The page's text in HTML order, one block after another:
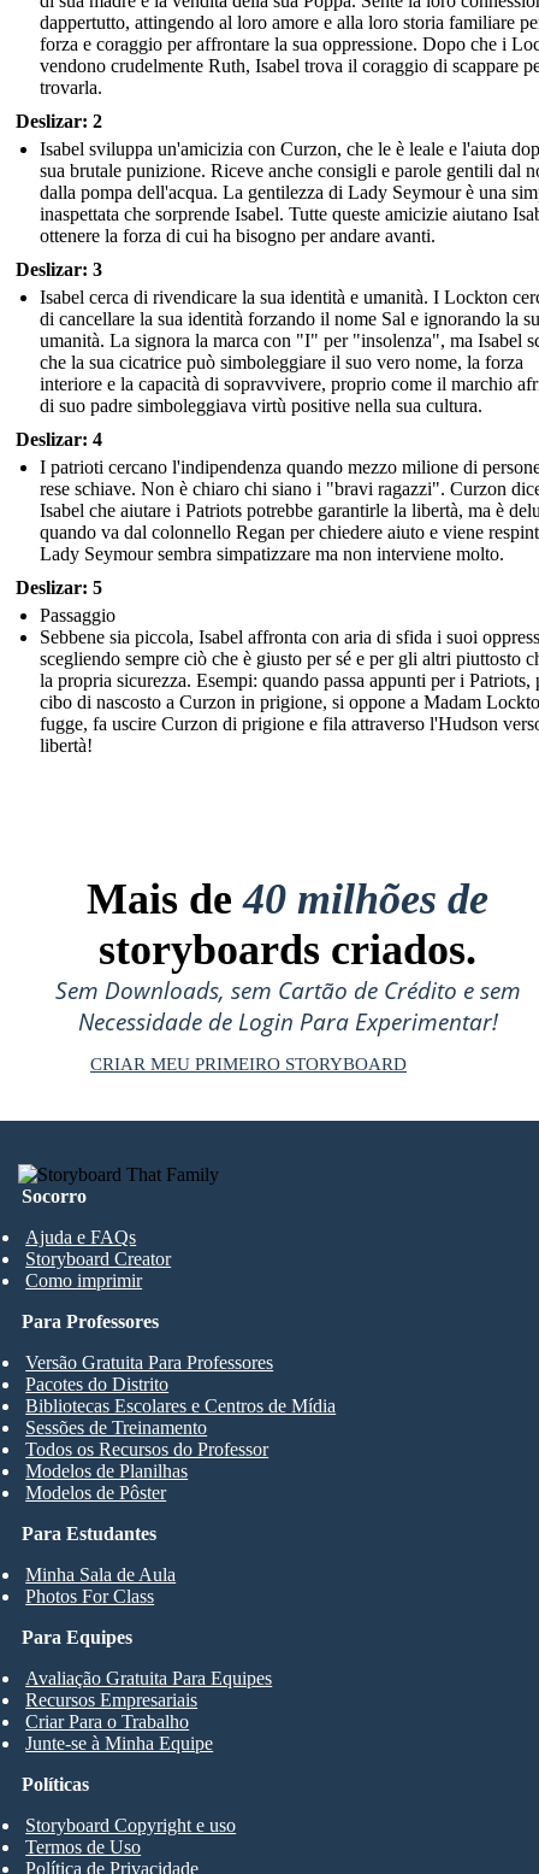
dappertutto, attingendo al loro amore e alla loro storia familiare
forza e coraggio per affrontare la sua oppressione. Dopo che i
vendono crudelmente Ruth, Isabel trova il coraggio di scappare
trovarla.
Deslizar: 2
Isabel sviluppa un'amicizia con Curzon, che le è leale e l'aiuta
sua brutale punizione. Riceve anche consigli e parole gentili dal
dalla pompa dell'acqua. La gentilezza di Lady Seymour è una
inaspettata che sorprende Isabel. Tutte queste amicizie aiutano
ottenere la forza di cui ha bisogno per andare avanti.
Deslizar: 3
Isabel cerca di rivendicare la sua identità e umanità. I Lockton
di cancellare la sua identità forzando il nome Sal e ignorando la
umanità. La signora la marca con "I" per "insolenza", ma Isabel
che la sua cicatrice può simboleggiare il suo vero nome, la forza
interiore e la capacità di sopravvivere, proprio come il marchio
di suo padre simboleggiava virtù positive nella sua cultura.
Deslizar: 4
I patrioti cercano l'indipendenza quando mezzo milione di
rese schiave. Non è chiaro chi siano i "bravi ragazzi". Curzon
Isabel che aiutare i Patriots potrebbe garantirle la libertà, ma è
quando va dal colonnello Regan per chiedere aiuto e viene
Lady Seymour sembra simpatizzare ma non interviene molto.
Deslizar: 5
Passaggio
Sebbene sia piccola, Isabel affronta con aria di sfida i suoi
scegliendo sempre ciò che è giusto per sé e per gli altri piuttosto
la propria sicurezza. Esempi: quando passa appunti per i Patriots,
cibo di nascosto a Curzon in prigione, si oppone a Madam
fugge, fa uscire Curzon di prigione e fila attraverso l'Hudson
libertà!
Mais de40 milhões de
storyboards criados.
Sem Downloads, sem Cartão de Crédito e sem
Necessidade de Login Para Experimentar!
CRIAR MEU PRIMEIRO STORYBOARD
Socorro
Ajuda e FAQs
Storyboard Creator
Como imprimir
Para Estudantes
Minha Sala de Aula
Photos For Class
Para Professores
Versão Gratuita Para Professores
Pacotes do Distrito
Bibliotecas Escolares e Centros de Mídia
Sessões de Treinamento
Todos os Recursos do Professor
Modelos de Planilhas
Modelos de Pôster
Para Equipes
Avaliação Gratuita Para Equipes
Recursos Empresariais
Criar Para o Trabalho
Junte-se à Minha Equipe
Políticas
Storyboard Copyright e uso
Termos de Uso
Política de Privacidade